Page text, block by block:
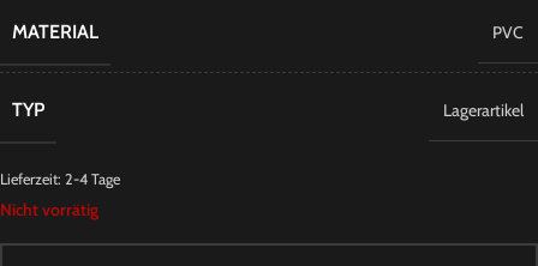
MATERIAL PVC
TYP Lagerartikel
Lieferzeit: 2-4 Tage
Nicht vorrätig